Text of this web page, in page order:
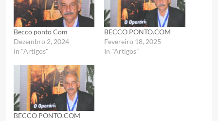
Becco ponto Com
Dezembro 2, 2024
In "Artigos"
BECCO PONTO.COM
Fevereiro 18, 2025
In "Artigos"
BECCO PONTO.COM